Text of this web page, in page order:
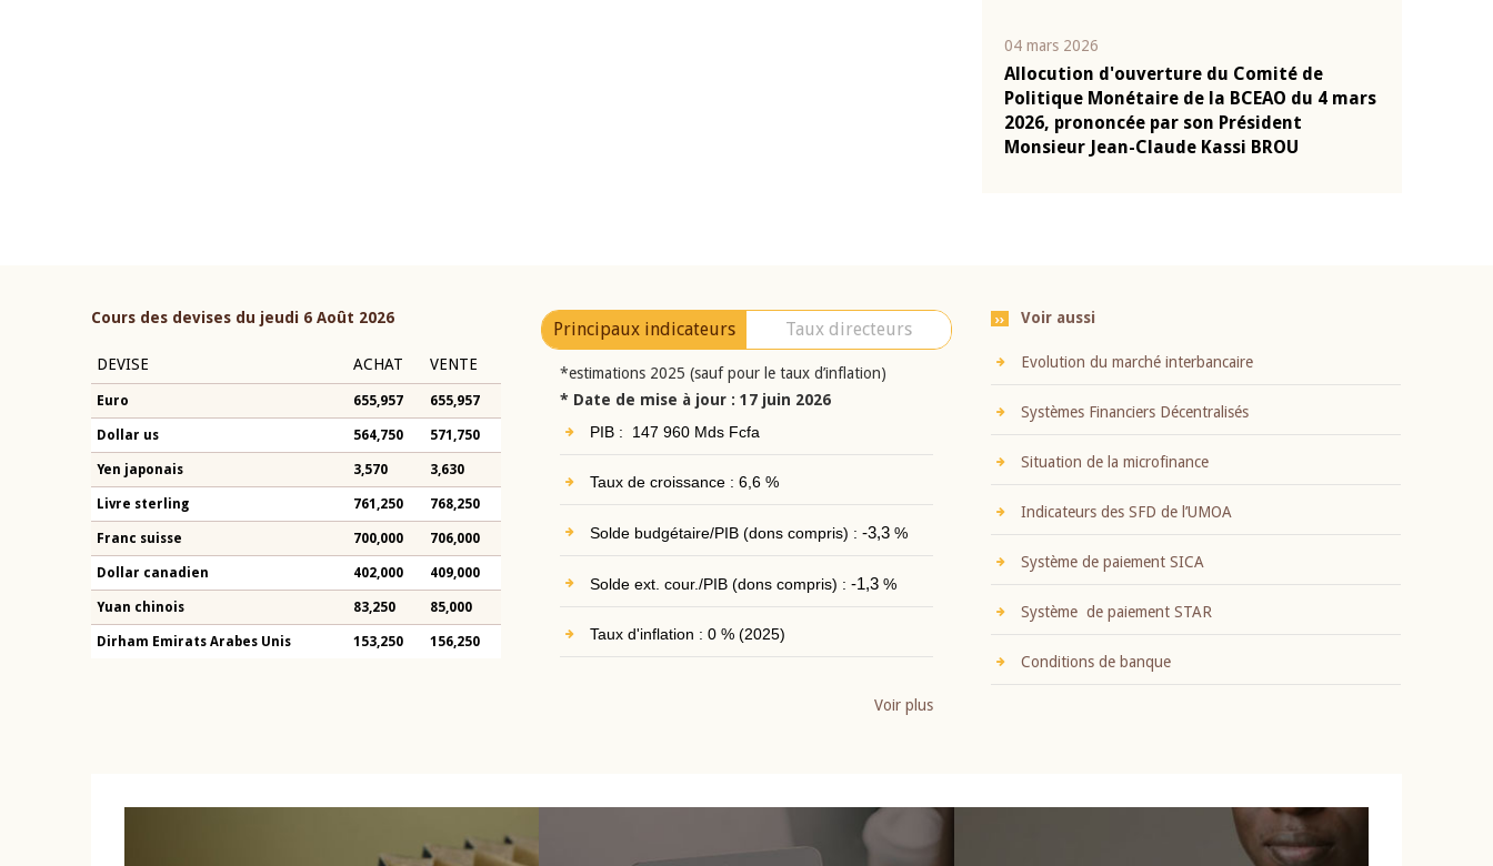
04 mars 2026
Allocution d'ouverture du Comité de
Politique Monétaire de la BCEAO du 4 mars
2026, prononcée par son Président
Monsieur Jean-Claude Kassi BROU
Cours des devises du jeudi 6 Août 2026
DEVISE ACHAT VENTE
Euro 655,957 655,957
Dollar us 564,750 571,750
Yen japonais 3,570 3,630
Livre sterling 761,250 768,250
Franc suisse 700,000 706,000
Dollar canadien 402,000 409,000
Yuan chinois 83,250 85,000
Dirham Emirats Arabes Unis 153,250 156,250
Principaux indicateurs Taux directeurs
*estimations 2025 (sauf pour le taux d’inflation)
* Date de mise à jour : 17 juin 2026
PIB : 147 960 Mds Fcfa
Taux de croissance : 6,6 %
Solde budgétaire/PIB (dons compris) : -3,3%
Solde ext. cour./PIB (dons compris) : -1,3%
Taux d'inflation : 0 % (2025)
Voir plus
Voir aussi
Evolution du marché interbancaire
Systèmes Financiers Décentralisés
Situation de la microfinance
Indicateurs des SFD de l’UMOA
Système de paiement SICA
Système de paiement STAR
Conditions de banque